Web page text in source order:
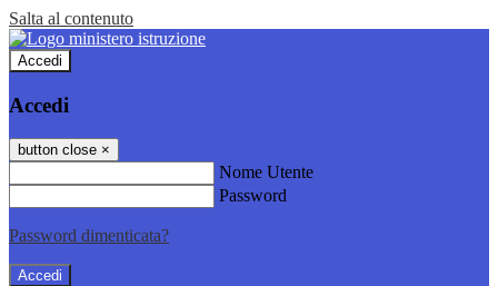
Salta al contenuto
Accedi
Accedi
button close ×
Nome Utente
Password
Password dimenticata?